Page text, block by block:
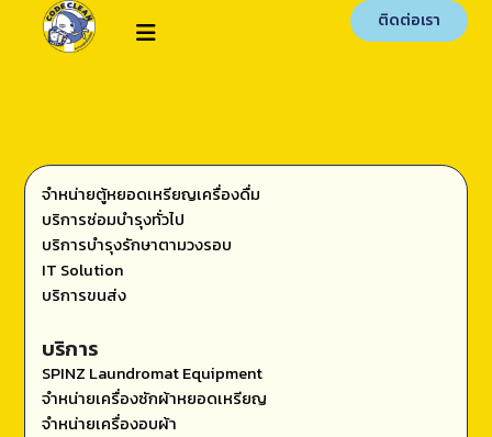
ติดต่อเรา
บริการ
SPINZ Laundromat Equipment
จำหน่ายเครื่องซักผ้าหยอดเหรียญ
จำหน่ายเครื่องอบผ้า
จำหน่ายตู้หยอดเหรียญเครื่องดื่ม
บริการซ่อมบำรุงทั่วไป
บริการบำรุงรักษาตามวงรอบ
IT Solution
บริการขนส่ง